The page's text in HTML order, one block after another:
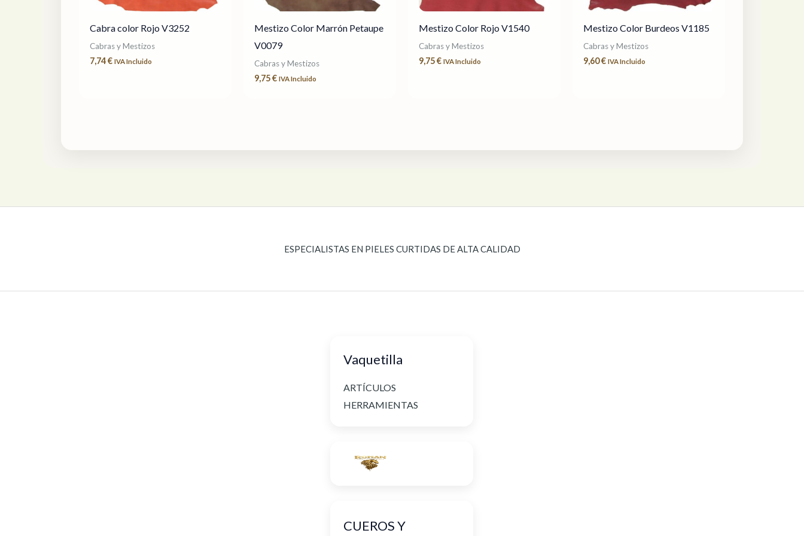
Cabra color Rojo V3252
Cabras y Mestizos
7,74€ IVA Incluido
Mestizo Color Marrón Petaupe
V0079
Cabras y Mestizos
9,75€ IVA Incluido
Mestizo Color Rojo V1540
Cabras y Mestizos
9,75€ IVA Incluido
Mestizo Color Burdeos V1185
Cabras y Mestizos
9,60€ IVA Incluido
ESPECIALISTAS EN PIELES CURTIDAS DE ALTA CALIDAD
Vaquetilla
ARTÍCULOS
HERRAMIENTAS
CUEROS Y